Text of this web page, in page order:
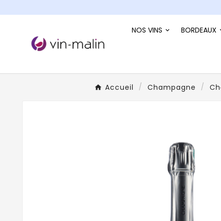
NOS VINS BORDEAUX
Accueil Champagne